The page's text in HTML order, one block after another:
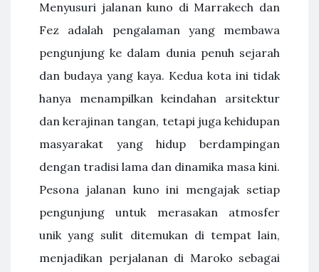
Menyusuri jalanan kuno di Marrakech dan
Fez adalah pengalaman yang membawa
pengunjung ke dalam dunia penuh sejarah
dan budaya yang kaya. Kedua kota ini tidak
hanya menampilkan keindahan arsitektur
dan kerajinan tangan, tetapi juga kehidupan
masyarakat yang hidup berdampingan
dengan tradisi lama dan dinamika masa kini.
Pesona jalanan kuno ini mengajak setiap
pengunjung untuk merasakan atmosfer
unik yang sulit ditemukan di tempat lain,
menjadikan perjalanan di Maroko sebagai